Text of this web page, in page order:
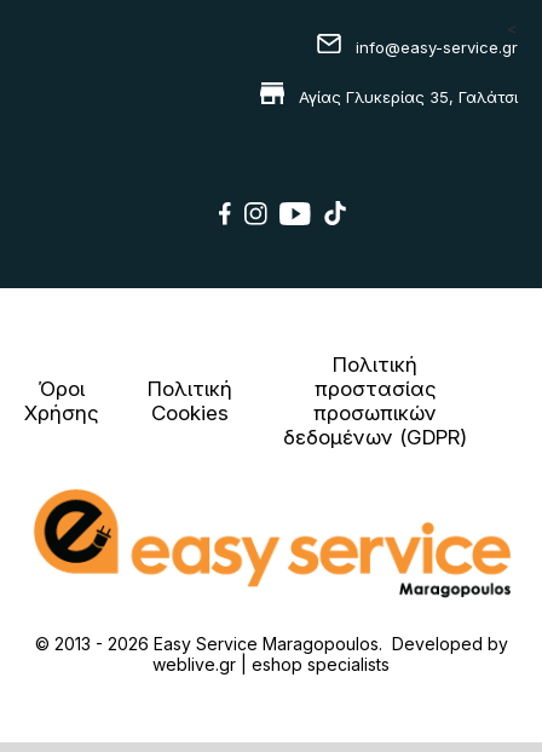
<
info@easy-service.gr
Αγίας Γλυκερίας 35, Γαλάτσι
Όροι
Χρήσης
Πολιτική
Cookies
Πολιτική
προστασίας
προσωπικών
δεδομένων (GDPR)
© 2013 - 2026 Easy Service Maragopoulos. Developed by
weblive.gr | eshop specialists